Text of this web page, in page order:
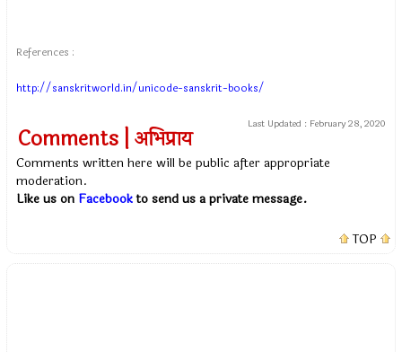
References :
http://sanskritworld.in/unicode-sanskrit-books/
Last Updated : February 28, 2020
Comments | अभिप्राय
Comments written here will be public after appropriate
moderation.
Like us on Facebookto send us a private message.
TOP